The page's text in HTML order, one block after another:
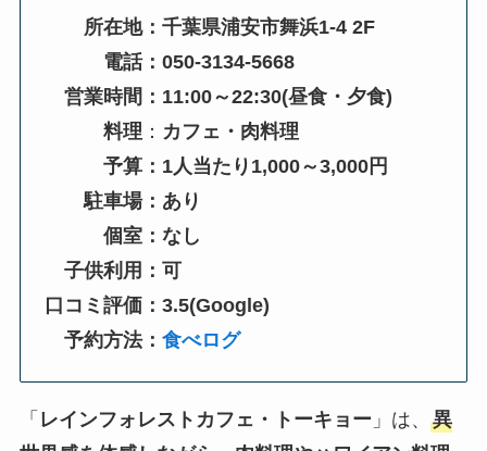
所在地：千葉県浦安市舞浜1-4 2F
電話：050-3134-5668
営業時間：11:00～22:30(昼食・夕食)
料理 ： カフェ・肉料理
予算：1人当たり1,000～3,000円
駐車場：あり
個室：なし
子供利用：可
口コミ評価：3.5(Google)
予約方法：食べログ
「 レインフォレストカフェ・トーキョー 」は、 異